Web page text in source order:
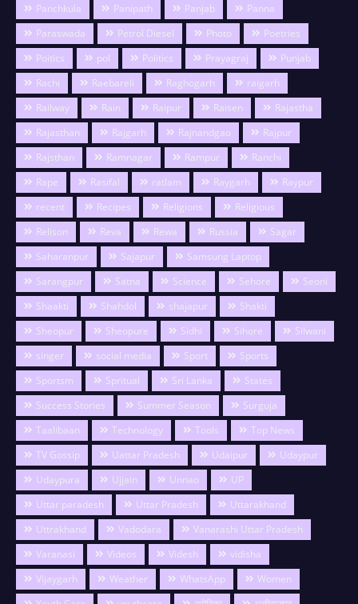
Panchkula
Panipath Panjab
Panna
Paraswada
Petrol Diesel Photo
Poetries
Poitics
pol Politics Prayagraj
Punjab
Rachi
Raebareli Raghogarh
raigarh
Railway
Rain Raipur Raisen
Rajastha
Rajasthan
Rajgarh Rajnandgao
Rajpur
Rajsthan
Ramnagar Rampur
Ranchi
Rape
Rasifal ratlam Raygarh
Raypur
recent
Recipes Religions
Religious
Relison
Reva Rewa Russia
Sagar
Saharanpur
Sajapur
Samsung Laptop
Sarangpur
Satna Science Sehore
Seoni
Shaakti
Shahdol shajapur
Shakti
Sheopur
Sheopure Sidhi Sihore
Silwani
singer
social media Sport
Sports
Sportsm
Spritual Sri Lanka
States
Success Stories
Summer Season
Surguja
Taalibaan
Technology Tools
Top News
TV Gossip
Uattar Pradesh Udaipur
Udaypur
Udaypura
Ujjain Unnao
UP
Uttar paradesh
Uttar Pradesh
Uttarakhand
Uttrakhand
Vadodara
Vanarashi Uttar Pradesh
Varanasi
Videos Videsh
vidisha
Vijaygarh
Weather WhatsApp
Women